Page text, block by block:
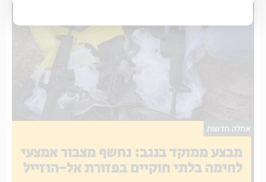
אחלה חדשות
מבצע ממוקד בנגב: נחשף מצבור אמצעי
לחימה בלתי חוקיים בפזורת אל-הוזייל